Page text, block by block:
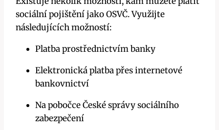
sociální pojištění jako OSVČ. Využijte
následujících možností:
Platba prostřednictvím banky
Elektronická platba přes internetové
bankovnictví
Na pobočce České správy sociálního
zabezpečení